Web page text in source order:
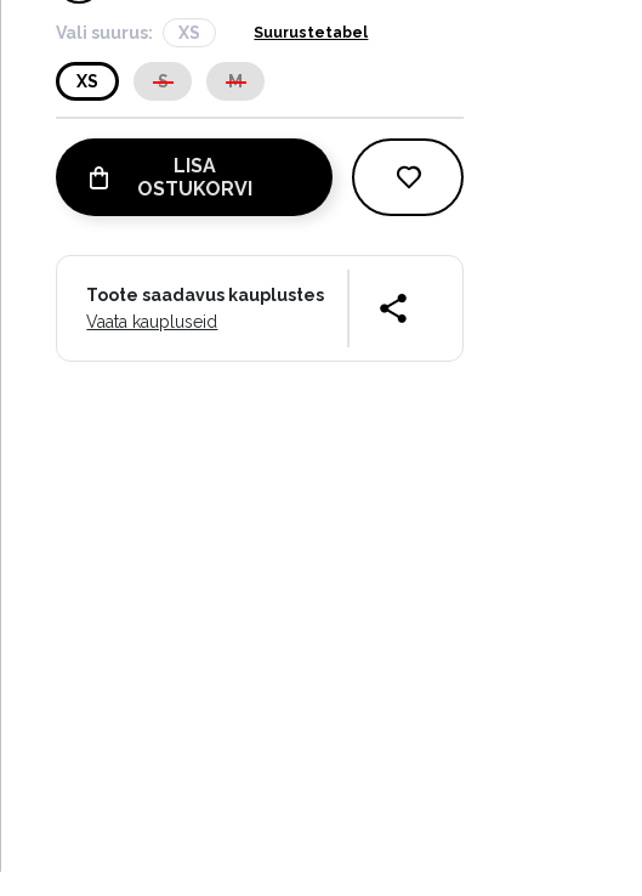
Vali suurus: XS Suurustetabel
XS S M
LISA
OSTUKORVI
Toote saadavus kauplustes
Vaata kaupluseid